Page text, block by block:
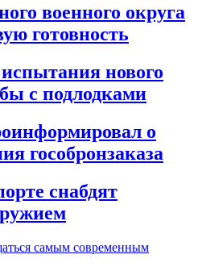
военного округа
готовность
нового
с подлодками
о
гособронзаказа
снабдят
самым современным